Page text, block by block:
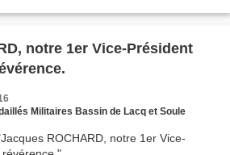
Militaires Bassin de Lacq et Soule